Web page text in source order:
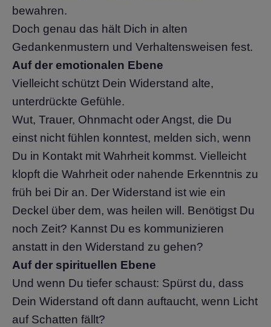
bewahren.
Doch genau das hält Dich in alten
Gedankenmustern und Verhaltensweisen fest.
Auf der emotionalen Ebene
Vielleicht schützt Dein Widerstand alte,
unterdrückte Gefühle.
Wut, Trauer, Ohnmacht oder Angst, die Du
einst nicht fühlen konntest, melden sich, wenn
Du in Kontakt mit Wahrheit kommst. Vielleicht
klopft die Wahrheit oder nahende Erkenntnis zu
früh bei Dir an. Der Widerstand ist wie ein
Deckel über dem, was heilen will. Benötigst Du
noch Zeit? Kannst Du es kommunizieren
anstatt in den Widerstand zu gehen?
Auf der spirituellen Ebene
Und wenn Du tiefer schaust: Spürst du, dass
Dein Widerstand oft dann auftaucht, wenn Licht
auf Schatten fällt?